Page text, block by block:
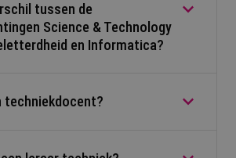
Leraar Techniek is gericht op het
en heeft een brede focus op
aandacht voor Science &
de opleiding totLeraar Technisch
Produceren, Installeren en
tussen de
Science & Technology
en Informatica?
(S&T) en Digitale
techniekdocent?